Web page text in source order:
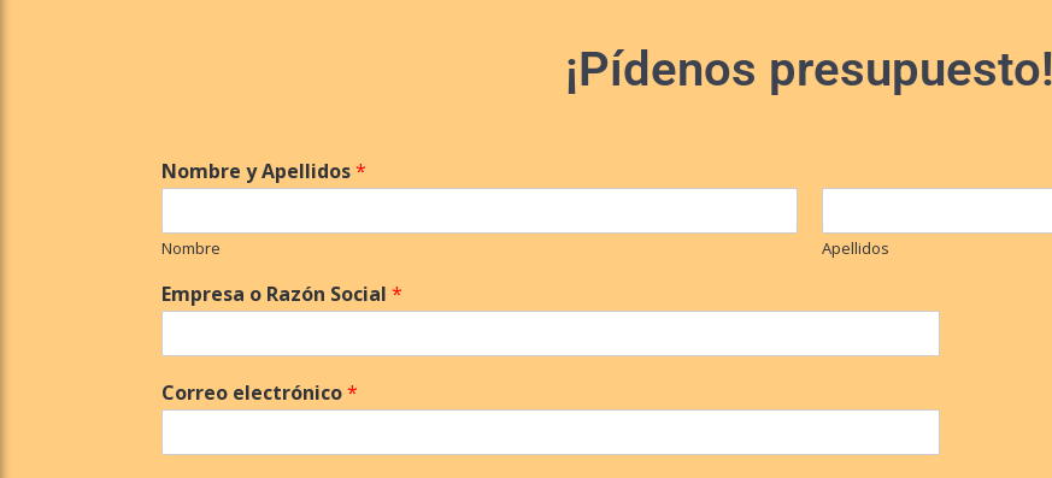
¡Pídenos presupuesto!
Nombre y Apellidos*
Nombre Apellidos
Empresa o Razón Social*
Correo electrónico*